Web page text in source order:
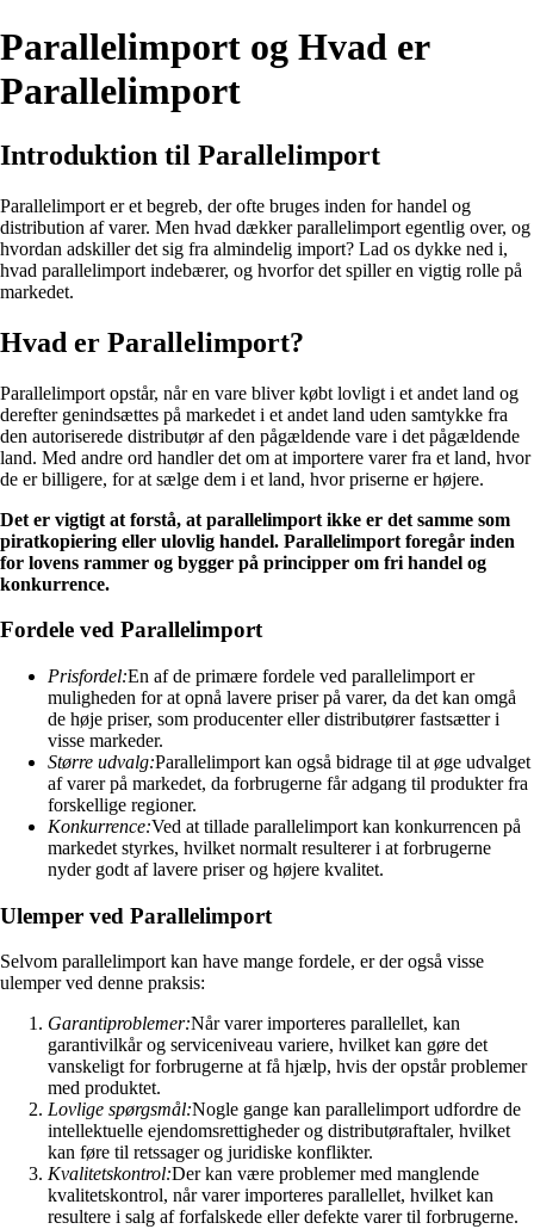
Parallelimport og Hvad er
Parallelimport
Introduktion til Parallelimport
Parallelimport er et begreb, der ofte bruges inden for handel og
distribution af varer. Men hvad dækker parallelimport egentlig over, og
hvordan adskiller det sig fra almindelig import? Lad os dykke ned i,
hvad parallelimport indebærer, og hvorfor det spiller en vigtig rolle på
markedet.
Hvad er Parallelimport?
Parallelimport opstår, når en vare bliver købt lovligt i et andet land og
derefter genindsættes på markedet i et andet land uden samtykke fra
den autoriserede distributør af den pågældende vare i det pågældende
land. Med andre ord handler det om at importere varer fra et land, hvor
de er billigere, for at sælge dem i et land, hvor priserne er højere.
Det er vigtigt at forstå, at parallelimport ikke er det samme som
piratkopiering eller ulovlig handel. Parallelimport foregår inden
for lovens rammer og bygger på principper om fri handel og
konkurrence.
Fordele ved Parallelimport
Prisfordel:En af de primære fordele ved parallelimport er
muligheden for at opnå lavere priser på varer, da det kan omgå
de høje priser, som producenter eller distributører fastsætter i
visse markeder.
Større udvalg:Parallelimport kan også bidrage til at øge udvalget
af varer på markedet, da forbrugerne får adgang til produkter fra
forskellige regioner.
Konkurrence:Ved at tillade parallelimport kan konkurrencen på
markedet styrkes, hvilket normalt resulterer i at forbrugerne
nyder godt af lavere priser og højere kvalitet.
Ulemper ved Parallelimport
Selvom parallelimport kan have mange fordele, er der også visse
ulemper ved denne praksis:
Garantiproblemer:Når varer importeres parallellet, kan
garantivilkår og serviceniveau variere, hvilket kan gøre det
vanskeligt for forbrugerne at få hjælp, hvis der opstår problemer
med produktet.
Lovlige spørgsmål:Nogle gange kan parallelimport udfordre de
intellektuelle ejendomsrettigheder og distributøraftaler, hvilket
kan føre til retssager og juridiske konflikter.
Kvalitetskontrol:Der kan være problemer med manglende
kvalitetskontrol, når varer importeres parallellet, hvilket kan
resultere i salg af forfalskede eller defekte varer til forbrugerne.